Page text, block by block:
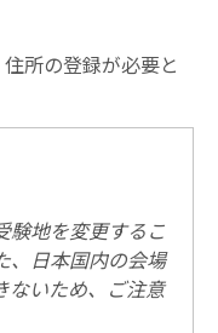
所の登録が必要と
験地を変更するこ
、日本国内の会場
ないため、ご注意